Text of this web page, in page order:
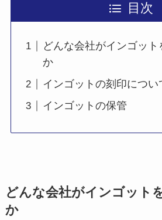
目次
どんな会社がインゴッ
か
インゴットの刻印につい
インゴットの保管
どんな会社がインゴット
か